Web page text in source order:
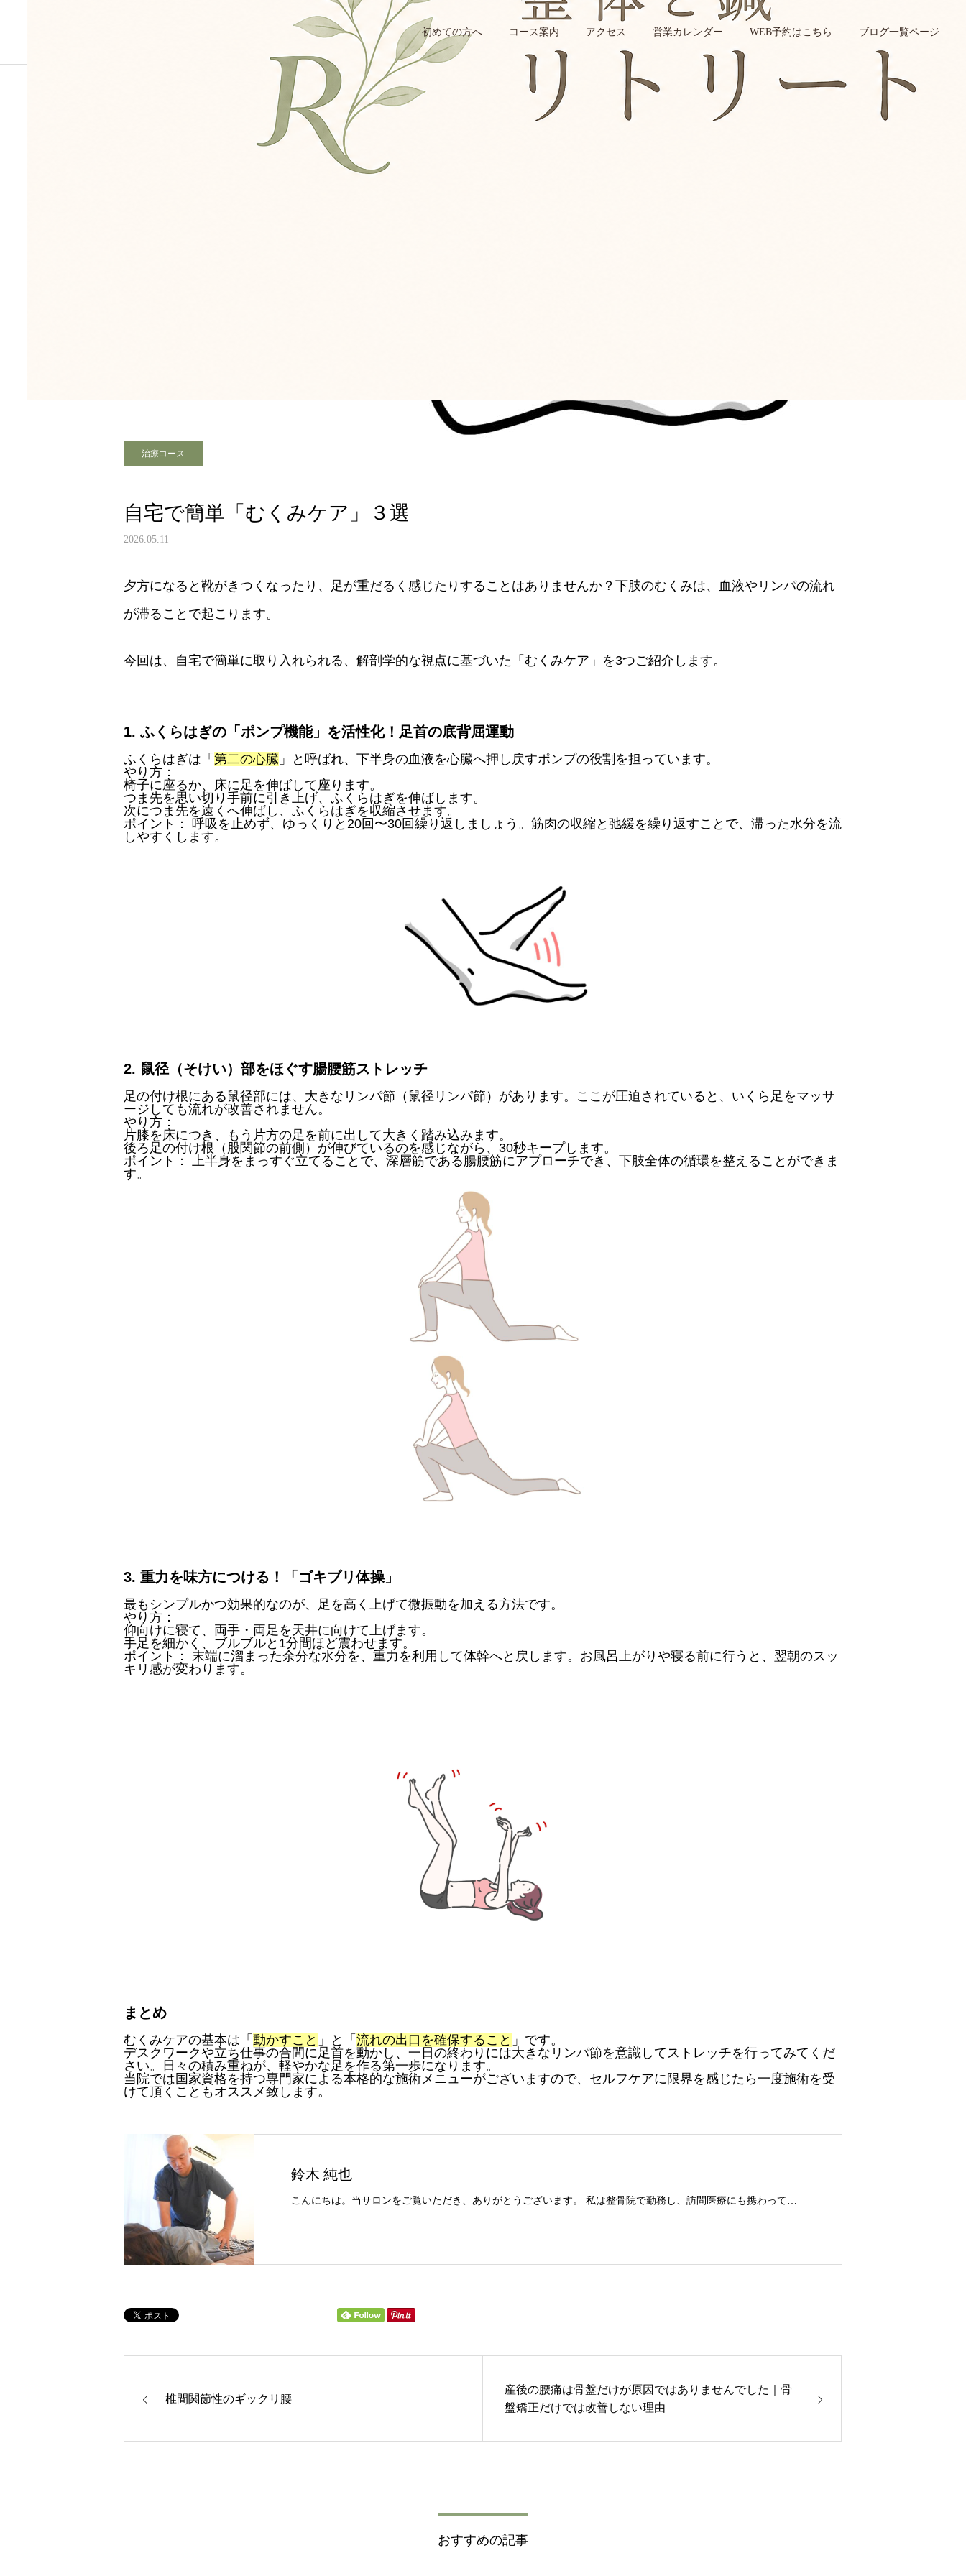
初めての方へ コース案内 アクセス 営業カレンダー WEB予約はこちら ブログ一覧ページ
治療コース 自宅で簡単「むくみケア」３選
治療コース
自宅で簡単「むくみケア」３選
2026.05.11
夕方になると靴がきつくなったり、 足が重だるく感じたりすることはありませんか？下肢のむくみは、 血液やリンパの流れ
が滞ることで起こります。
​今回は、自宅で簡単に取り入れられる、 解剖学的な視点に基づいた「むくみケア」を3つご紹介します。
​1. ふくらはぎの「ポンプ機能」を活性化！足首の底背屈運動
​ふくらはぎは「 第二の心臓 」と呼ばれ、 下半身の血液を心臓へ押し戻すポンプの役割を担っています。
​やり方：
​椅子に座るか、床に足を伸ばして座ります。
​つま先を思い切り手前に引き上げ、ふくらはぎを伸ばします。
​次につま先を遠くへ伸ばし、ふくらはぎを収縮させます。
​ポイント： 呼吸を止めず、ゆっくりと20回〜30回繰り返しましょう。 筋肉の収縮と弛緩を繰り返すことで、 滞った水分を流
しやすくします。
2. 鼠径（そけい）部をほぐす腸腰筋ストレッチ
​足の付け根にある鼠径部には、大きなリンパ節（鼠径リンパ節） があります。ここが圧迫されていると、 いくら足をマッサ
ージしても流れが改善されません。
​やり方：
​片膝を床につき、
もう片方の足を前に出して大きく踏み込みます。
​後ろ足の付け根（股関節の前側）が伸びているのを感じながら、 30秒キープします。
​ポイント： 上半身をまっすぐ立てることで、 深層筋である腸腰筋にアプローチでき、 下肢全体の循環を整えることができま
す。
​3. 重力を味方につける！「ゴキブリ体操」
​最もシンプルかつ効果的なのが、 足を高く上げて微振動を加える方法です。
​やり方：
​仰向けに寝て、両手・両足を天井に向けて上げます。
​手足を細かく、ブルブルと1分間ほど震わせます。
​ポイント： 末端に溜まった余分な水分を、重力を利用して体幹へと戻します。 お風呂上がりや寝る前に行うと、翌朝のスッ
キリ感が変わります。
​まとめ
​むくみケアの基本は「 動かすこと 」と「 流れの出口を確保すること 」です。
​デスクワークや立ち仕事の合間に足首を動かし、 一日の終わりには大きなリンパ節を意識してストレッチを行ってみてくだ
さい。日々の積み重ねが、 軽やかな足を作る第一歩になります。
当院では国家資格を持つ専門家による本格的な施術メニューがございますので、 セルフケアに限界を感じたら一度施術を受
けて頂くこともオススメ致します。
鈴木 純也
こんにちは。当サロンをご覧いただき、ありがとうございます。 私は整骨院で勤務し、訪問医療にも携わってまいりました。その経験のなかで施術を行った際に患者様から感謝の言葉をいただきます。大変うれしく、施術の際にも気持ちが込めることができます。ですが、本当に私の施術は患者様の感謝に見合うものなのか？という疑問がいつもありました。技術一辺倒ではなく、私というすべてが施術を受けていただいた人にとって良い方向へ変わる切っ掛けになりたい、と考えこのサロンで施術させて頂いております。皆様のお問い合わせ、お待ちしております。
椎間関節性のギックリ腰
産後の腰痛は骨盤だけが原因ではありませんでした｜骨
盤矯正だけでは改善しない理由
おすすめの記事